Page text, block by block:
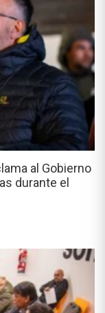
al Gobierno
durante el